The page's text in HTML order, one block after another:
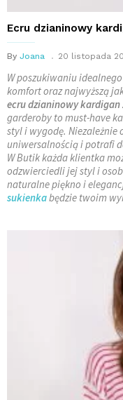
Ecru dzianinowy
By Joana 20 listopada
W poszukiwaniu
komfort oraz najwyższą
ecru dzianinowy kardigan
garderoby to must-have
styl i wygodę. Niezależnie
uniwersalnością i potrafi
W Butik każda klientka
odzwierciedli jej styl i
naturalne piękno i
sukienkabędzie twoim